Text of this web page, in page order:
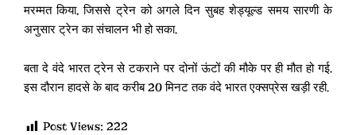
मरम्मत किया, जिससे ट्रेन को अगले दिन सुबह शेड्यूल्ड समय सारणी के
अनुसार ट्रेन का संचालन भी हो सका.
बता दे वंदे भारत ट्रेन से टकराने पर दोनों ऊंटों की मौके पर ही मौत हो गई.
इस दौरान हादसे के बाद करीब 20 मिनट तक वंदे भारत एक्सप्रेस खड़ी रही.
Post Views: 222